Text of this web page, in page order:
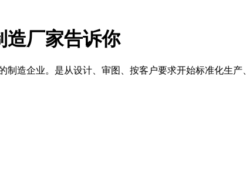
造厂家告诉你
制造企业。是从设计、审图、按客户要求开始标准化生